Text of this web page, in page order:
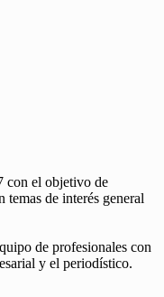
con el objetivo de
de interés general
de profesionales con
y el periodístico.